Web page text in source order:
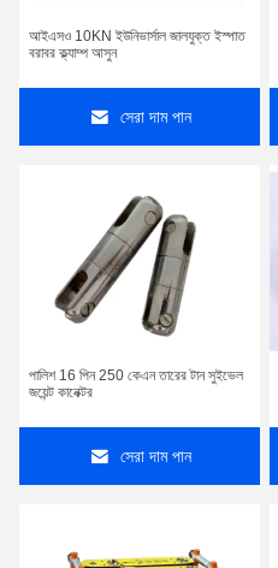
আইএসও 10KN ইউনিভার্সাল জালযুক্ত ইস্পাত
বরাবর ক্ল্যাম্প আসুন
সেরা দাম পান
পালিশ 16 পিন 250 কেএন তারের টান সুইভেল
জয়েন্ট কানেক্টর
সেরা দাম পান